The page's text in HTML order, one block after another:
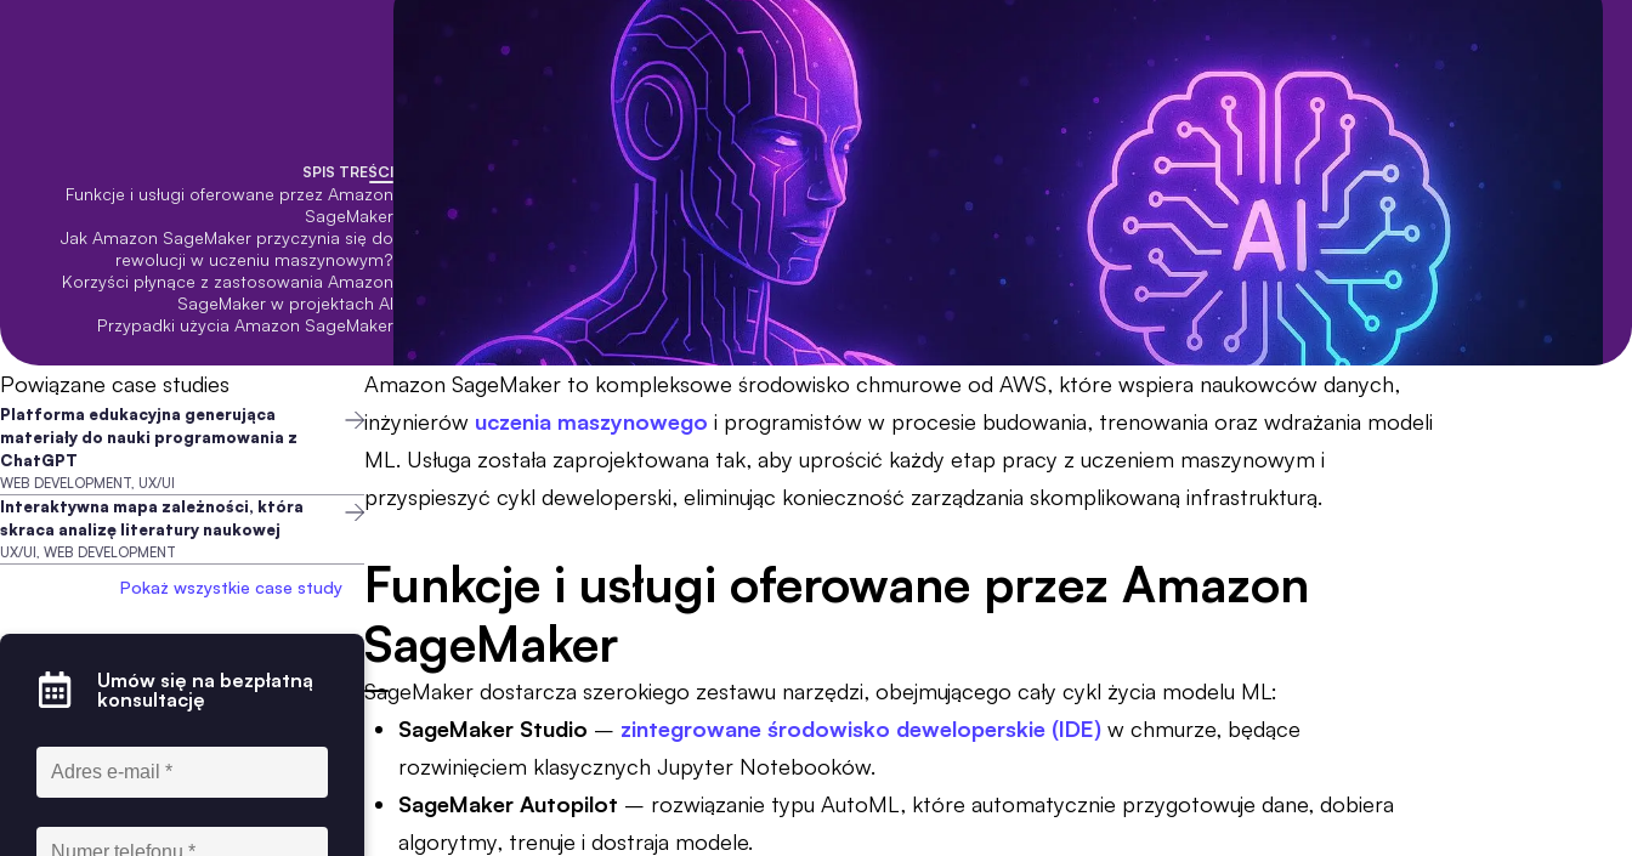
SPIS TREŚCI
Funkcje i usługi oferowane przez Amazon
SageMaker
Jak Amazon SageMaker przyczynia się do
rewolucji w uczeniu maszynowym?
Korzyści płynące z zastosowania Amazon
SageMaker w projektach AI
Przypadki użycia Amazon SageMaker
Powiązane case studies
Platforma edukacyjna generująca
materiały do nauki programowania z
ChatGPT
WEB DEVELOPMENT, UX/UI
Interaktywna mapa zależności, która
skraca analizę literatury naukowej
UX/UI, WEB DEVELOPMENT
Pokaż wszystkie case study
Umów się na bezpłatną
konsultację
Amazon SageMaker to kompleksowe środowisko chmurowe od AWS, które wspiera naukowców danych,
inżynierów uczenia maszynowego i programistów w procesie budowania, trenowania oraz wdrażania modeli
ML. Usługa została zaprojektowana tak, aby uprościć każdy etap pracy z uczeniem maszynowym i
przyspieszyć cykl deweloperski, eliminując konieczność zarządzania skomplikowaną infrastrukturą.
Funkcje i usługi oferowane przez Amazon
SageMaker
SageMaker dostarcza szerokiego zestawu narzędzi, obejmującego cały cykl życia modelu ML:
SageMaker Studio – zintegrowane środowisko deweloperskie (IDE) w chmurze, będące
rozwinięciem klasycznych Jupyter Notebooków.
SageMaker Autopilot – rozwiązanie typu AutoML, które automatycznie przygotowuje dane, dobiera
algorytmy, trenuje i dostraja modele.